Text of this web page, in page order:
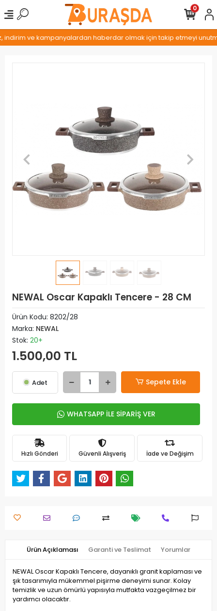
ve kampanyalardan haberdar olmak için takip etmeyi
0
NEWAL Oscar Kapaklı Tencere - 28 CM
Ürün Kodu: 8202/28
Marka: NEWAL
Stok: 20+
1.500,00 TL
Adet Sepete Ekle
WHATSAPP İLE SİPARİŞ VER
Hızlı Gönderi Güvenli Alışveriş İade ve Değişim
Ürün Açıklaması Garanti ve Teslimat Yorumlar
NEWAL Oscar Kapaklı Tencere, dayanıklı granit kaplaması ve
şık tasarımıyla mükemmel pişirme deneyimi sunar. Kolay
temizlik ve uzun ömürlü yapısıyla mutfakta vazgeçilmez bir
yardımcı olacaktır.